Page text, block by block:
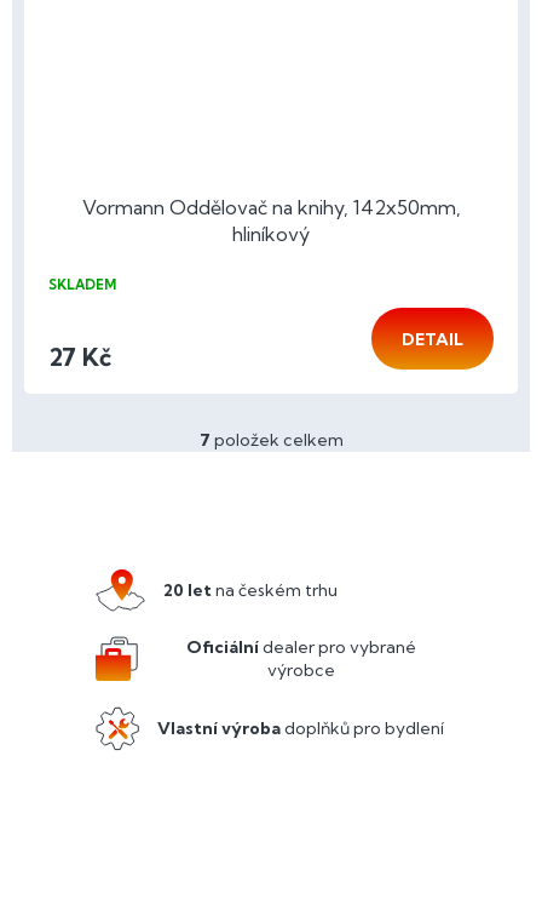
Vormann Oddělovač na knihy, 142x50mm,
hliníkový
SKLADEM
27 Kč
DETAIL
O
c
p
r
v
y
7 položek celkem
20 letna českém trhu
Oficiálnídealer pro vybrané
výrobce
Vlastní výrobadoplňků pro bydlení